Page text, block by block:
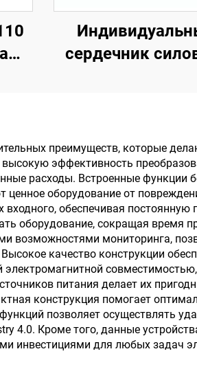
сердечник
с частотой 50
преимуществ, которые
эффективность
расходы. Встроенные функции
оборудование от
обеспечивая постоянную
оборудование, сокращая время
мониторинга,
качество конструкции
питания делает их
конструкция помогает
позволяет осуществлять
4.0. Кроме того, данные
инвестициями для любых задач